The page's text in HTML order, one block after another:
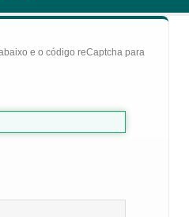
e o código reCaptcha para